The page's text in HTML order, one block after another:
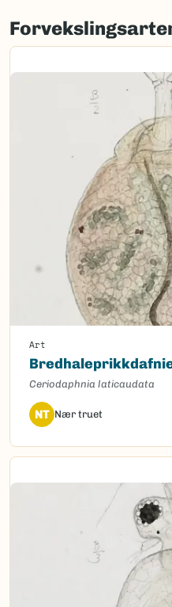
Art
Ceriodaphnia laticaudata
NT Nær truet